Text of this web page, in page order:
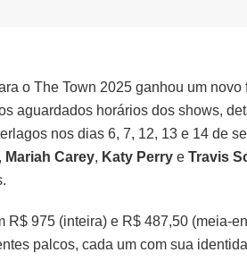
o The Town 2025 ganhou um
aguardados horários dos shows,
nos dias 6, 7, 12, 13 e 14 de
, Mariah Carey, Katy Perry e Travis
R$ 975 (inteira) e R$ 487,50 (meia-
palcos, cada um com sua